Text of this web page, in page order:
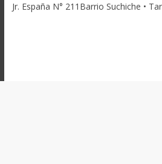
Jr. España N° 211Barrio Suchiche •